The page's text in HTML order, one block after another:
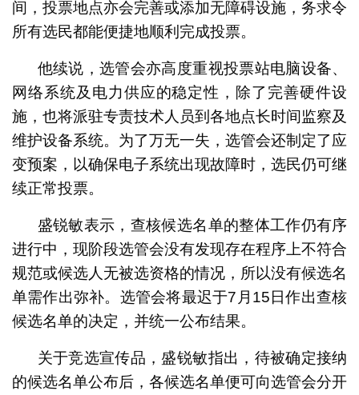
间，投票地点亦会完善或添加无障碍设施，务求令
所有选民都能便捷地顺利完成投票。
他续说，选管会亦高度重视投票站电脑设备、
网络系统及电力供应的稳定性，除了完善硬件设
施，也将派驻专责技术人员到各地点长时间监察及
维护设备系统。为了万无一失，选管会还制定了应
变预案，以确保电子系统出现故障时，选民仍可继
续正常投票。
盛锐敏表示，查核候选名单的整体工作仍有序
进行中，现阶段选管会没有发现存在程序上不符合
规范或候选人无被选资格的情况，所以没有候选名
单需作出弥补。选管会将最迟于7月15日作出查核
候选名单的决定，并统一公布结果。
关于竞选宣传品，盛锐敏指出，待被确定接纳
的候选名单公布后，各候选名单便可向选管会分开